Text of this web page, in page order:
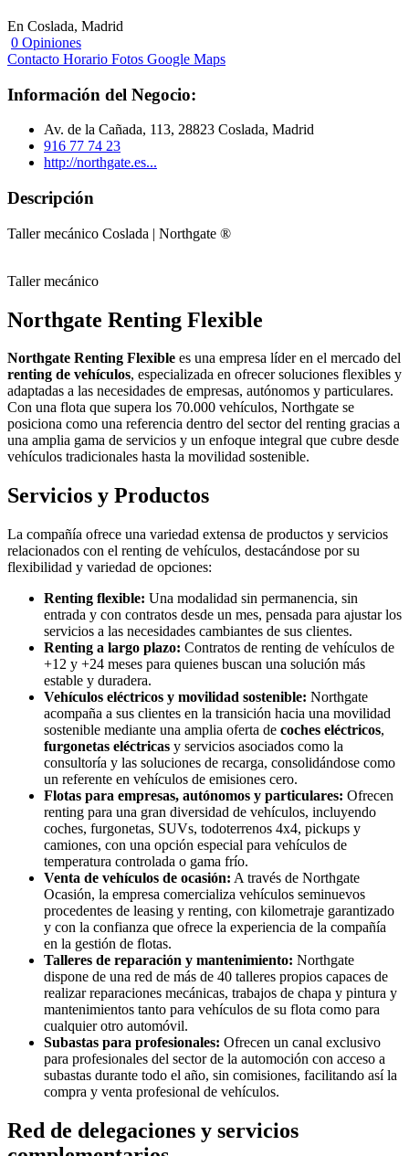
En Coslada, Madrid
0 Opiniones
Contacto Horario Fotos Google Maps
Información del Negocio:
Av. de la Cañada, 113, 28823 Coslada, Madrid
916 77 74 23
http://northgate.es...
Descripción
Taller mecánico Coslada | Northgate ®
Taller mecánico
Northgate Renting Flexible
Northgate Renting Flexible es una empresa líder en el mercado del
renting de vehículos, especializada en ofrecer soluciones flexibles y
adaptadas a las necesidades de empresas, autónomos y particulares.
Con una flota que supera los 70.000 vehículos, Northgate se
posiciona como una referencia dentro del sector del renting gracias a
una amplia gama de servicios y un enfoque integral que cubre desde
vehículos tradicionales hasta la movilidad sostenible.
Servicios y Productos
La compañía ofrece una variedad extensa de productos y servicios
relacionados con el renting de vehículos, destacándose por su
flexibilidad y variedad de opciones:
Renting flexible: Una modalidad sin permanencia, sin
entrada y con contratos desde un mes, pensada para ajustar los
servicios a las necesidades cambiantes de sus clientes.
Renting a largo plazo: Contratos de renting de vehículos de
+12 y +24 meses para quienes buscan una solución más
estable y duradera.
Vehículos eléctricos y movilidad sostenible: Northgate
acompaña a sus clientes en la transición hacia una movilidad
sostenible mediante una amplia oferta de coches eléctricos,
furgonetas eléctricas y servicios asociados como la
consultoría y las soluciones de recarga, consolidándose como
un referente en vehículos de emisiones cero.
Flotas para empresas, autónomos y particulares: Ofrecen
renting para una gran diversidad de vehículos, incluyendo
coches, furgonetas, SUVs, todoterrenos 4x4, pickups y
camiones, con una opción especial para vehículos de
temperatura controlada o gama frío.
Venta de vehículos de ocasión: A través de Northgate
Ocasión, la empresa comercializa vehículos seminuevos
procedentes de leasing y renting, con kilometraje garantizado
y con la confianza que ofrece la experiencia de la compañía
en la gestión de flotas.
Talleres de reparación y mantenimiento: Northgate
dispone de una red de más de 40 talleres propios capaces de
realizar reparaciones mecánicas, trabajos de chapa y pintura y
mantenimientos tanto para vehículos de su flota como para
cualquier otro automóvil.
Subastas para profesionales: Ofrecen un canal exclusivo
para profesionales del sector de la automoción con acceso a
subastas durante todo el año, sin comisiones, facilitando así la
compra y venta profesional de vehículos.
Red de delegaciones y servicios